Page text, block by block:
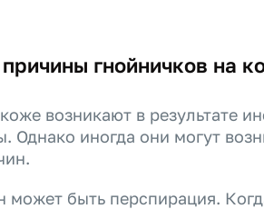
гнойничков на
возникают в результате
Однако иногда они могут
может быть перспирация.